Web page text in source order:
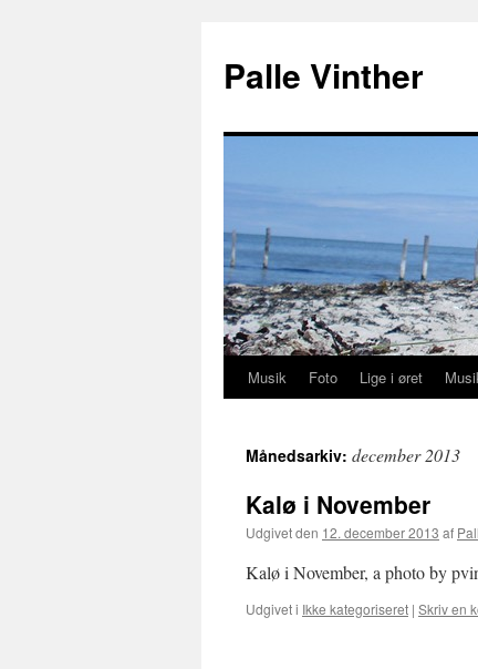
indhold
Palle Vinther
Musik Foto Lige i øret
Månedsarkiv: december 2013
Kalø i November
Udgivet den 12. december 2013 af
Kalø i November, a photo by
Udgivet i Ikke kategoriseret | Skriv en